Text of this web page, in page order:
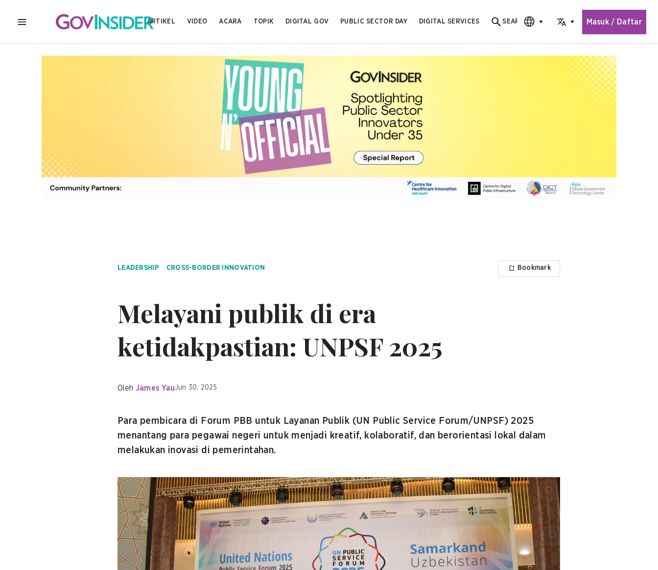
MENU
ARTIKEL VIDEO ACARA TOPIK DIGITAL GOV PUBLIC SECTOR DAY DIGITAL SERVICES
Search for content
SEARCH
CHOOSE EDITIONCHOOSE LANGUAGE
Masuk / Daftar
LEADERSHIP CROSS-BORDER INNOVATION Bookmark
Melayani publik di era
ketidakpastian: UNPSF 2025
Oleh James YauJun 30, 2025
Para pembicara di Forum PBB untuk Layanan Publik (UN Public Service Forum/UNPSF) 2025
menantang para pegawai negeri untuk menjadi kreatif, kolaboratif, dan berorientasi lokal dalam
melakukan inovasi di pemerintahan.